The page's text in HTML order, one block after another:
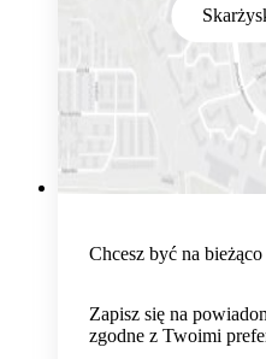
Chcesz być na
Zapisz się na
zgodne z Twoimi